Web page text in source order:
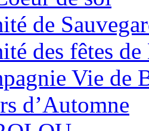
de
des fêtes
Vie de
d’Automne